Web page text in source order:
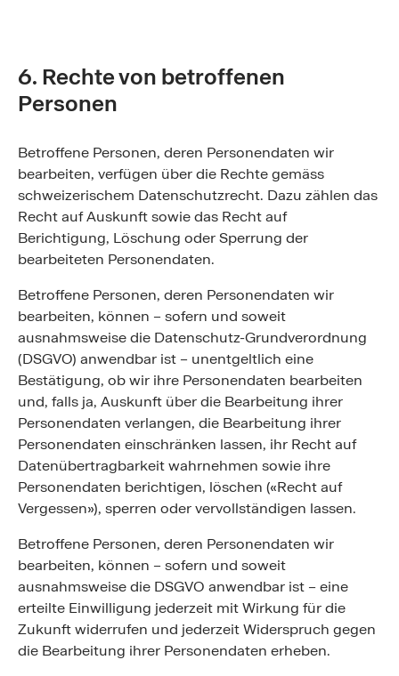
6. Rechte von betroffenen
Personen
Betroffene Personen, deren Personendaten wir
bearbeiten, verfügen über die Rechte gemäss
schweizerischem Datenschutzrecht. Dazu zählen das
Recht auf Auskunft sowie das Recht auf
Berichtigung, Löschung oder Sperrung der
bearbeiteten Personendaten.
Betroffene Personen, deren Personendaten wir
bearbeiten, können – sofern und soweit
ausnahmsweise die Datenschutz-Grundverordnung
(DSGVO) anwendbar ist – unentgeltlich eine
Bestätigung, ob wir ihre Personendaten bearbeiten
und, falls ja, Auskunft über die Bearbeitung ihrer
Personendaten verlangen, die Bearbeitung ihrer
Personendaten einschränken lassen, ihr Recht auf
Datenübertragbarkeit wahrnehmen sowie ihre
Personendaten berichtigen, löschen («Recht auf
Vergessen»), sperren oder vervollständigen lassen.
Betroffene Personen, deren Personendaten wir
bearbeiten, können – sofern und soweit
ausnahmsweise die DSGVO anwendbar ist – eine
erteilte Einwilligung jederzeit mit Wirkung für die
Zukunft widerrufen und jederzeit Widerspruch gegen
die Bearbeitung ihrer Personendaten erheben.